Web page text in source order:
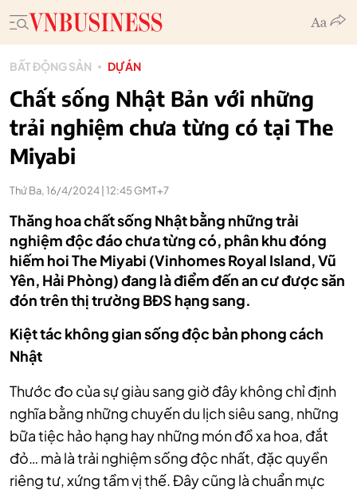
BẤT ĐỘNG SẢN DỰ ÁN
Chất sống Nhật Bản với những
trải nghiệm chưa từng có tại The
Miyabi
Thứ Ba, 16/4/2024 | 12:45 GMT+7
Thăng hoa chất sống Nhật bằng những trải
nghiệm độc đáo chưa từng có, phân khu đóng
hiếm hoi The Miyabi (Vinhomes Royal Island, Vũ
Yên, Hải Phòng) đang là điểm đến an cư được săn
đón trên thị trường BĐS hạng sang.
Kiệt tác không gian sống độc bản phong cách
Nhật
Thước đo của sự giàu sang giờ đây không chỉ định
nghĩa bằng những chuyến du lịch siêu sang, những
bữa tiệc hảo hạng hay những món đồ xa hoa, đắt
đỏ… mà là trải nghiệm sống độc nhất, đặc quyền
riêng tư, xứng tầm vị thế. Đây cũng là chuẩn mực